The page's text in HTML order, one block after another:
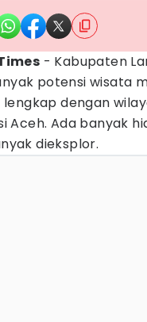
- Kabupaten
potensi wisata
dengan
Aceh. Ada banyak
dieksplor.